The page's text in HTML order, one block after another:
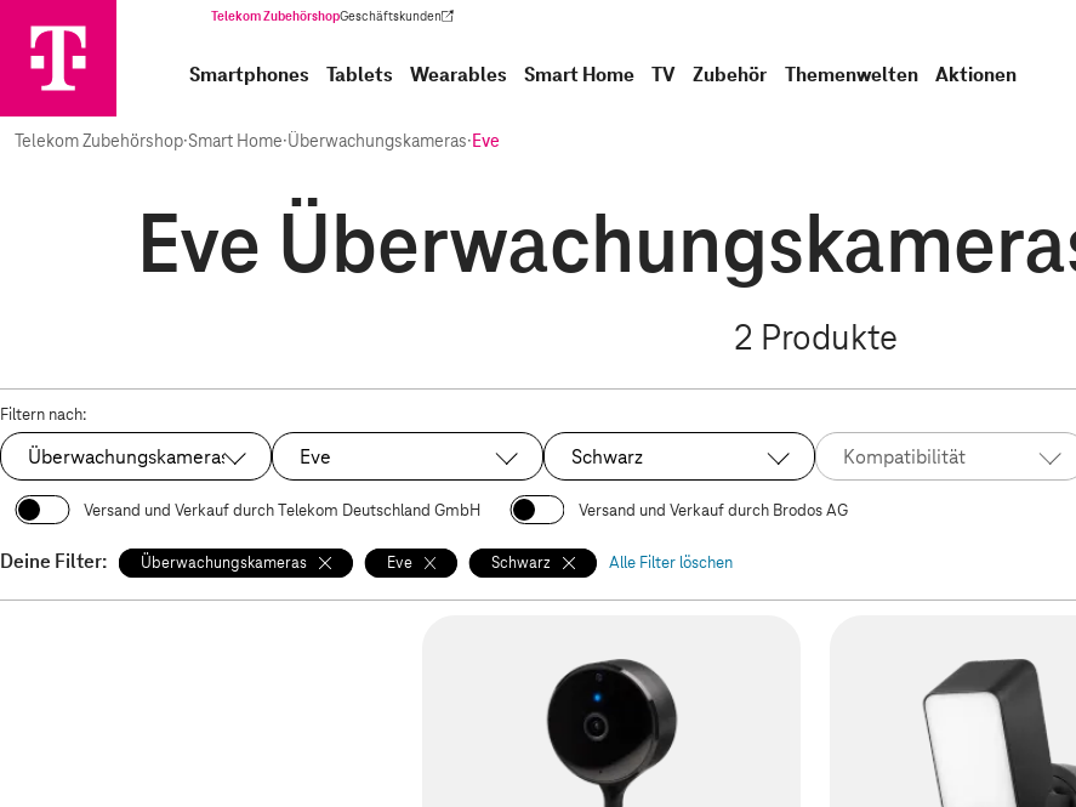
Telekom ZubehörshopGeschäftskunden
(Wird in einem neuen Tab geöffnet)
Smartphones Tablets Wearables Smart Home TV Zubehör Themenwelten Aktionen
Telekom Zubehörshop·Smart Home·Überwachungskameras·Eve
Eve
2 Produkte
Filtern nach:
Ausgewählt:
Überwachungskameras Ausgewählt:
Eve Ausgewählt:
Schwarz Kompatibilität
Versand und Verkauf durch Telekom Deutschland GmbH Versand und Verkauf durch Brodos AG
Deine Filter: Überwachungskameras Eve Schwarz Alle Filter löschen